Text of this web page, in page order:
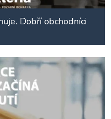
Dobří obchodníci